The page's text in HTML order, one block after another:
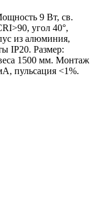
9 Вт, св.
угол 40°,
из алюминия,
IP20. Размер:
1500 мм. Монтаж
пульсация <1%.